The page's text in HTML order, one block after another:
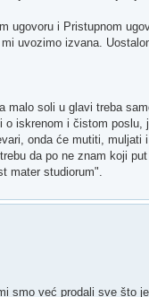
ugovoru i Pristupnom
uvozimo izvana.
soli u glavi treba
iskrenom i čistom
onda će mutiti, muljati
da po ne znam koji
mater studiorum".
smo već prodali sve što